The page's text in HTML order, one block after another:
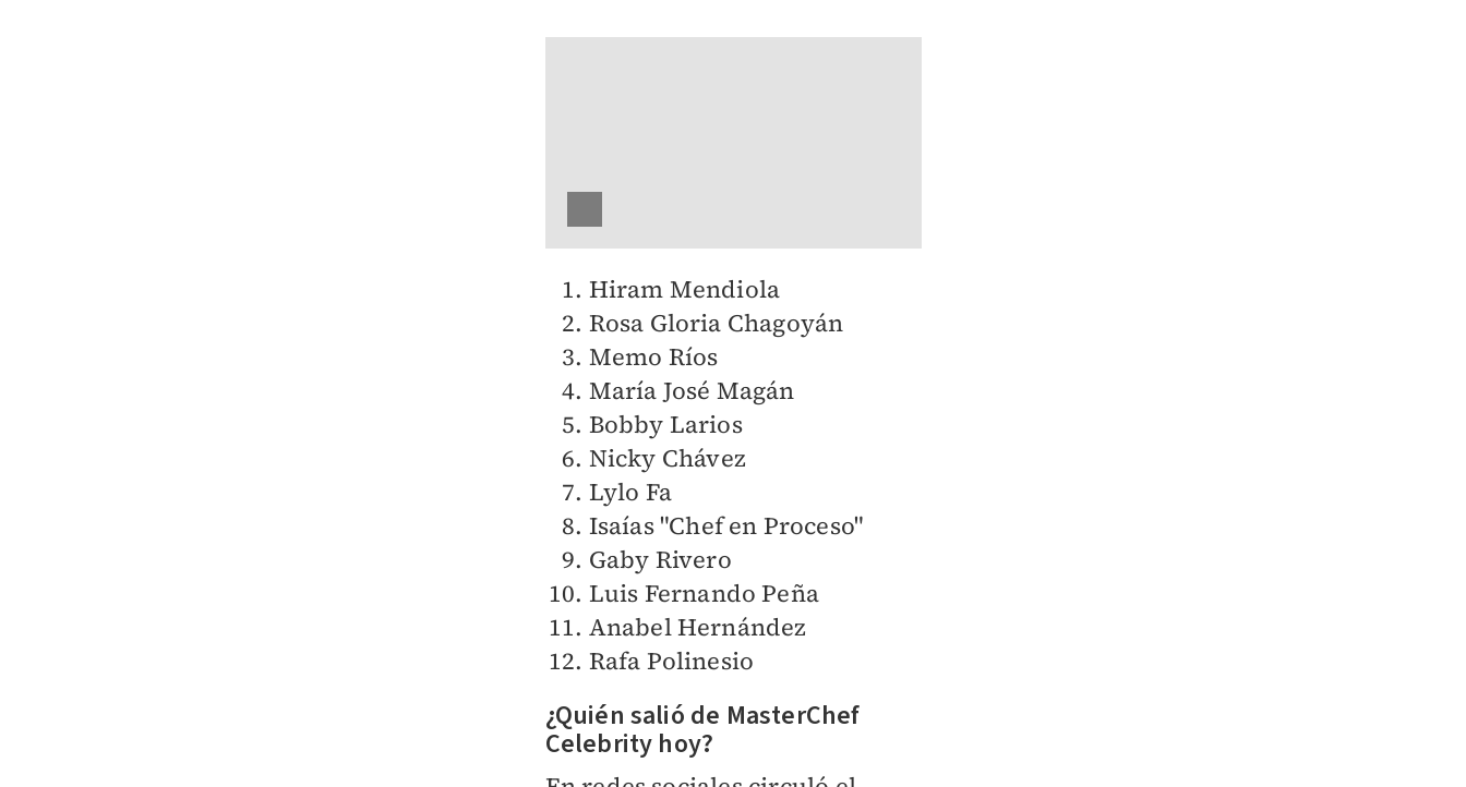
Hiram Mendiola
Rosa Gloria Chagoyán
Memo Ríos
María José Magán
Bobby Larios
Nicky Chávez
Lylo Fa
Isaías "Chef en Proceso"
Gaby Rivero
Luis Fernando Peña
Anabel Hernández
Rafa Polinesio
¿Quién salió de MasterChef
Celebrity hoy?